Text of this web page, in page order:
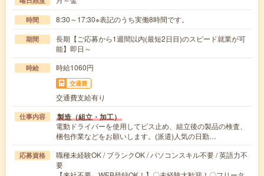
時間 8:30～17:30※表記のうち実働8時間です。
期間
長期【ご応募から1週間以内(最短2日目)のスピード就業が可
能】即日～
時給 時給1060円
交通費
交通費支給有り
仕事内容 製造（組立・加工）
電動ドライバーを使用してビス止め、組立後の製品の検査、
梱包作業などをお願いします。(派遣)人気の日勤…
応募資格
職種未経験OK / ブランクOK / パソコンスキル不要 / 英語力不
要